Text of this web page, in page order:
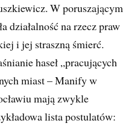
W poruszającym
działalność na rzecz praw
i jej straszną śmierć.
haseł „pracujących
miast – Manify w
mają zwykle
lista postulatów: